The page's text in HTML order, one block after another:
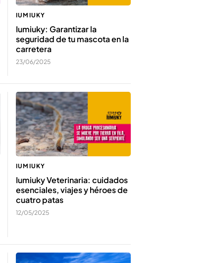
IUMIUKY
Iumiuky: Garantizar la
seguridad de tu mascota en la
carretera
23/06/2025
IUMIUKY
Iumiuky Veterinaria: cuidados
esenciales, viajes y héroes de
cuatro patas
12/05/2025